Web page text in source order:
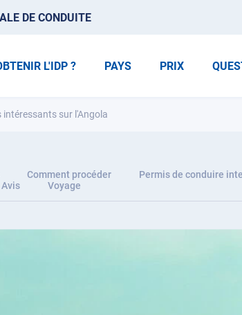
DE CONDUITE
L'IDP ? PAYS PRIX
intéressants sur l'Angola
Comment procéder Permis de conduire
Avis Voyage